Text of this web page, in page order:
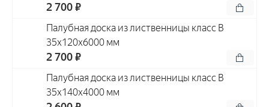
2 700 ₽
Палубная доска из лиственницы класс В
35x120x6000 мм
2 700 ₽
Палубная доска из лиственницы класс В
35x140x4000 мм